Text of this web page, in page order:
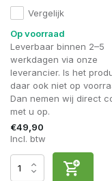
Belangrijker dan
hebben een matte,
en beter bestand is
Techniek:
duurzaamheid
MOA (Minute of
daarmee de balans
Dot
Grootte
Afstand
Vergelijk
Op voorraad
Leverbaar binnen 2–5
werkdagen via onze
leverancier. Is het
daar ook niet op
Dan nemen wij direct
met u op.
€49,90
Incl. btw